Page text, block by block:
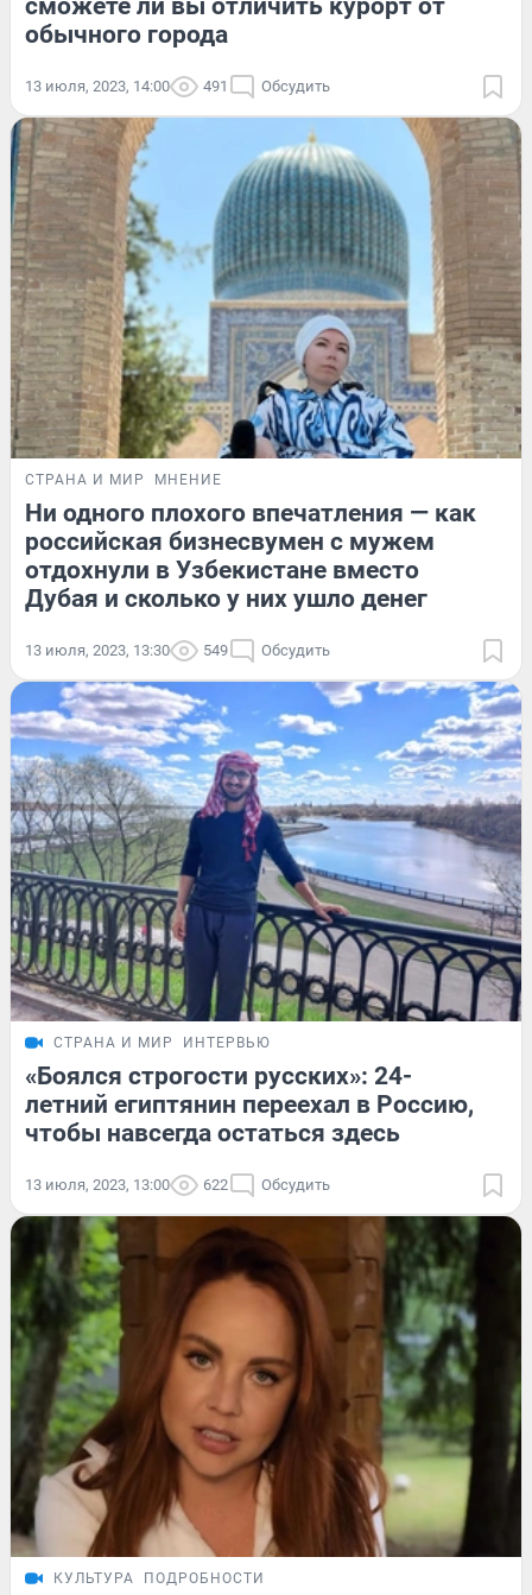
сможете ли вы отличить курорт от
обычного города
13 июля, 2023, 14:00 491 Обсудить
СТРАНА И МИР МНЕНИЕ
Ни одного плохого впечатления — как
российская бизнесвумен с мужем
отдохнули в Узбекистане вместо
Дубая и сколько у них ушло денег
13 июля, 2023, 13:30 549 Обсудить
СТРАНА И МИР ИНТЕРВЬЮ
«Боялся строгости русских»: 24-
летний египтянин переехал в Россию,
чтобы навсегда остаться здесь
13 июля, 2023, 13:00 622 Обсудить
КУЛЬТУРА ПОДРОБНОСТИ